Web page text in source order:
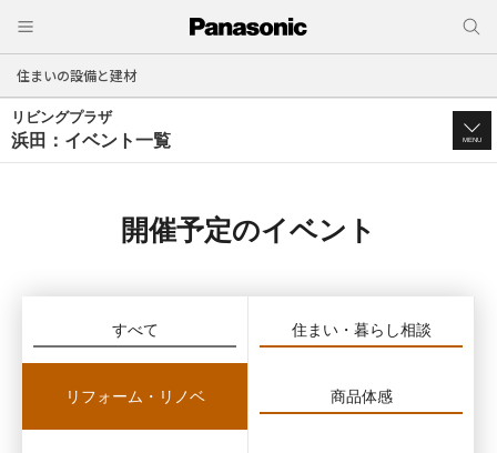
住まいの設備と建材
リビングプラザ
浜田：イベント一覧 MENU
開催予定のイベント
すべて 住まい・暮らし相談
リフォーム・リノベ 商品体感